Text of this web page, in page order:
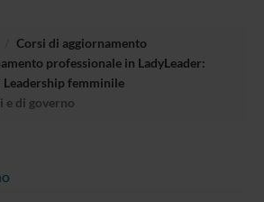
Corsi di aggiornamento
professionale in LadyLeader:
femminile
e di governo